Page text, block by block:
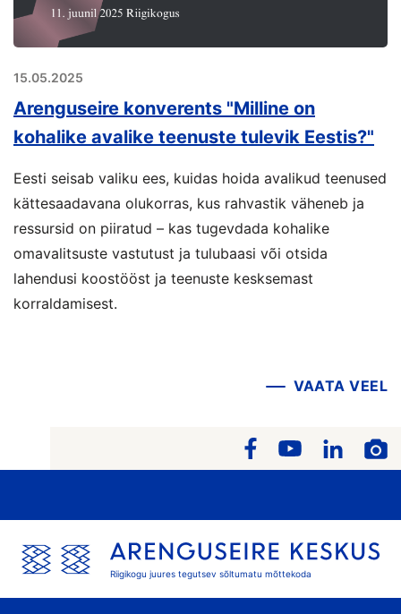
15.05.2025
Arenguseire konverents "Milline on
kohalike avalike teenuste tulevik Eestis?"
Eesti seisab valiku ees, kuidas hoida avalikud teenused
kättesaadavana olukorras, kus rahvastik väheneb ja
ressursid on piiratud – kas tugevdada kohalike
omavalitsuste vastutust ja tulubaasi või otsida
lahendusi koostööst ja teenuste kesksemast
korraldamisest.
VAATA VEEL
Riigikogu juures tegutsev sõltumatu mõttekoda